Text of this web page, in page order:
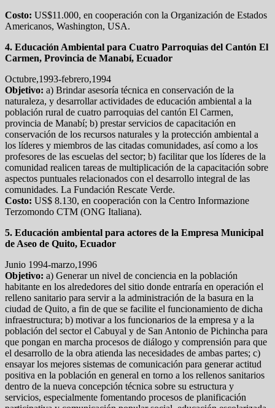
Costo: US$11.000, en cooperación con la Organización de Estados
Americanos, Washington, USA.
4. Educación Ambiental para Cuatro Parroquias del Cantón El
Carmen, Provincia de Manabí, Ecuador
Octubre,1993-febrero,1994
Objetivo: a) Brindar asesoría técnica en conservación de la
naturaleza, y desarrollar actividades de educación ambiental a la
población rural de cuatro parroquias del cantón El Carmen,
provincia de Manabí; b) prestar servicios de capacitación en
conservación de los recursos naturales y la protección ambiental a
los líderes y miembros de las citadas comunidades, así como a los
profesores de las escuelas del sector; b) facilitar que los líderes de la
comunidad realicen tareas de multiplicación de la capacitación sobre
aspectos puntuales relacionados con el desarrollo integral de las
comunidades. La Fundación Rescate Verde.
Costo: US$ 8.130, en cooperación con la Centro Informazione
Terzomondo CTM (ONG Italiana).
5. Educación ambiental para actores de la Empresa Municipal
de Aseo de Quito, Ecuador
Junio 1994-marzo,1996
Objetivo: a) Generar un nivel de conciencia en la población
habitante en los alrededores del sitio donde entraría en operación el
relleno sanitario para servir a la administración de la basura en la
ciudad de Quito, a fin de que se facilite el funcionamiento de dicha
infraestructura; b) motivar a los funcionarios de la empresa y a la
población del sector el Cabuyal y de San Antonio de Pichincha para
que pongan en marcha procesos de diálogo y comprensión para que
el desarrollo de la obra atienda las necesidades de ambas partes; c)
ensayar los mejores sistemas de comunicación para generar actitud
positiva en la población en general en torno a los rellenos sanitarios
dentro de la nueva concepción técnica sobre su estructura y
servicios, especialmente fomentando procesos de planificación